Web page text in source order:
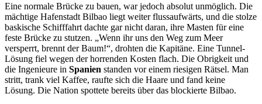
Eine normale Brücke zu bauen, war jedoch absolut unmöglich. Die
mächtige Hafenstadt Bilbao liegt weiter flussaufwärts, und die stolze
baskische Schifffahrt dachte gar nicht daran, ihre Masten für eine
feste Brücke zu stutzen. „Wenn ihr uns den Weg zum Meer
versperrt, brennt der Baum!“, drohten die Kapitäne. Eine Tunnel-
Lösung fiel wegen der horrenden Kosten flach. Die Obrigkeit und
die Ingenieure in Spanien standen vor einem riesigen Rätsel. Man
stritt, trank viel Kaffee, raufte sich die Haare und fand keine
Lösung. Die Nation spottete bereits über das blockierte Bilbao.